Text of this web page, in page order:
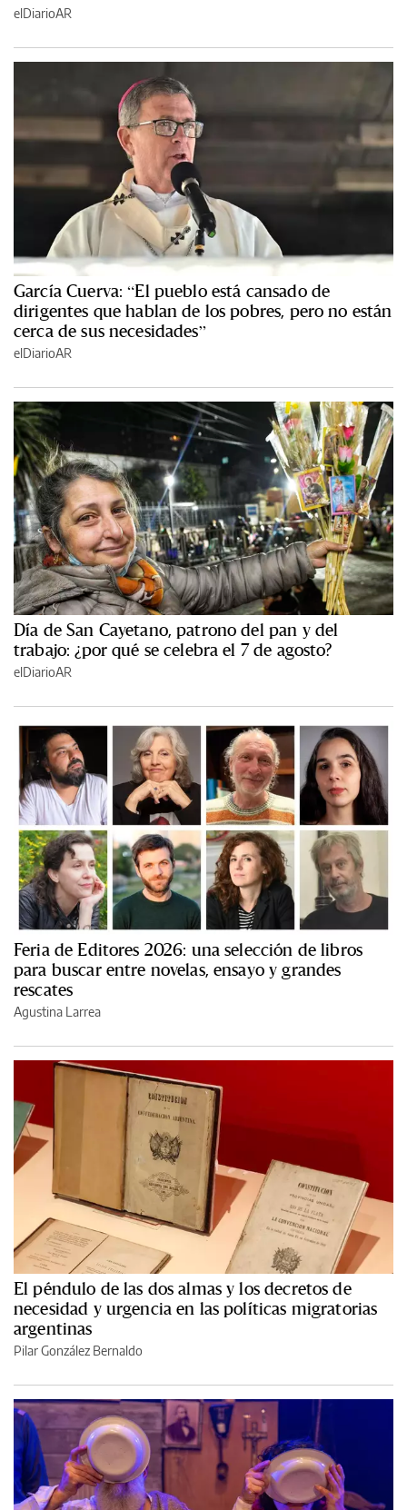
elDiarioAR
García Cuerva: “El pueblo está cansado de
dirigentes que hablan de los pobres, pero no están
cerca de sus necesidades”
elDiarioAR
Día de San Cayetano, patrono del pan y del
trabajo: ¿por qué se celebra el 7 de agosto?
elDiarioAR
Feria de Editores 2026: una selección de libros
para buscar entre novelas, ensayo y grandes
rescates
Agustina Larrea
El péndulo de las dos almas y los decretos de
necesidad y urgencia en las políticas migratorias
argentinas
Pilar González Bernaldo